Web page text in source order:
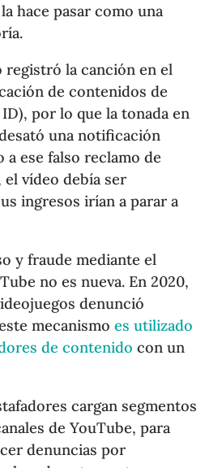
hace pasar como una
registró la canción en el
de contenidos de
por lo que la tonada en
una notificación
a ese falso reclamo de
vídeo debía ser
ingresos irían a parar a
y fraude mediante el
no es nueva. En 2020,
denunció
mecanismoes utilizado
de contenido con un
cargan segmentos
de YouTube, para
denuncias por